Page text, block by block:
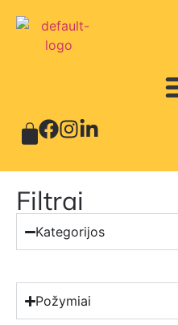
Filtrai
Kategorijos
Požymiai